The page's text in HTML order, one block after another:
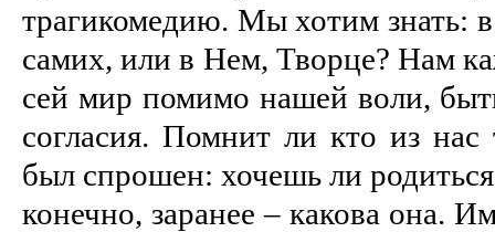
трагикомедию. Мы хотим знать:
самих, или в Нем, Творце? Нам
сей мир помимо нашей воли,
согласия. Помнит ли кто из нас
был спрошен: хочешь ли
конечно, заранее – какова она.